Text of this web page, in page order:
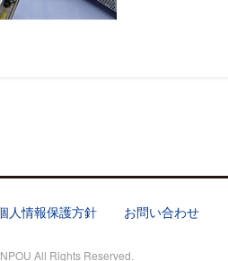
人情報保護方針 お問い合わせ
All Rights Reserved.